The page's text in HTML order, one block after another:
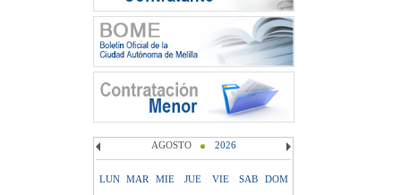
AGOSTO 2026
LUN MAR MIE JUE VIE SAB DOM